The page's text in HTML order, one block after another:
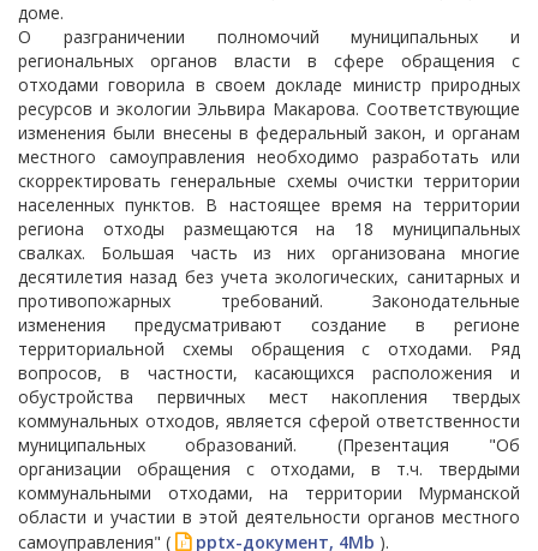
доме.
О разграничении полномочий муниципальных и
региональных органов власти в сфере обращения с
отходами говорила в своем докладе министр природных
ресурсов и экологии Эльвира Макарова. Соответствующие
изменения были внесены в федеральный закон, и органам
местного самоуправления необходимо разработать или
скорректировать генеральные схемы очистки территории
населенных пунктов. В настоящее время на территории
региона отходы размещаются на 18 муниципальных
свалках. Большая часть из них организована многие
десятилетия назад без учета экологических, санитарных и
противопожарных требований. Законодательные
изменения предусматривают создание в регионе
территориальной схемы обращения с отходами. Ряд
вопросов, в частности, касающихся расположения и
обустройства первичных мест накопления твердых
коммунальных отходов, является сферой ответственности
муниципальных образований. (Презентация "Об
организации обращения с отходами, в т.ч. твердыми
коммунальными отходами, на территории Мурманской
области и участии в этой деятельности органов местного
самоуправления" (
pptx-документ, 4Mb ).